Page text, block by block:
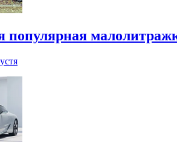
популярная